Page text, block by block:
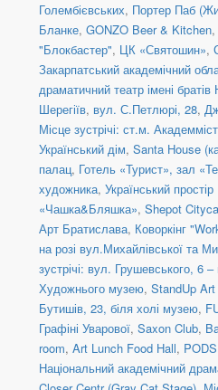
Голембієвських, Портер Паб
Бланке, GONZO Beer & Kitchen,
"Блокбастер", ЦК «Святошин»,
Закарпатський академічний
драматичний театр імені
Шерегіїв, вул. С.Петлюрі, 28,
Місце зустрічі: ст.м.
Український дім, Santa House
палац, Готель «Турист», зал
художника, Український простір
«Чашка&Бляшка», Shepot
Арт Братислава, Коворкінг
на розі вул.Михайлівської та
зустрічі: вул. Грушевського, 6
Художнього музею, StandUp
Бутишів, 23, біля холі музею,
Графіні Уварової, Saxon Club,
room, Art Lunch Food Hall,
Національний академічний